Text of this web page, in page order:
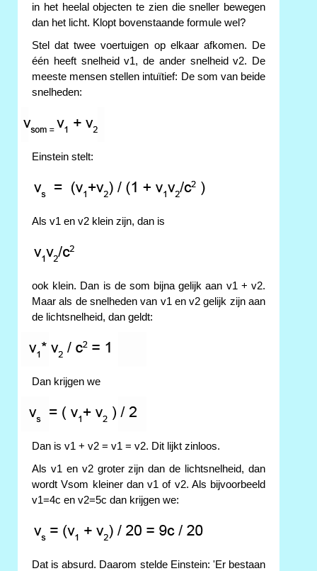
in het heelal objecten te zien die sneller bewegen
dan het licht. Klopt bovenstaande formule wel?
Stel dat twee voertuigen op elkaar afkomen. De
één heeft snelheid v1, de ander snelheid v2. De
meeste mensen stellen intuïtief: De som van beide
snelheden:
Einstein stelt:
Als v1 en v2 klein zijn, dan is
ook klein. Dan is de som bijna gelijk aan v1 + v2.
Maar als de snelheden van v1 en v2 gelijk zijn aan
de lichtsnelheid, dan geldt:
Dan krijgen we
Dan is v1 + v2 = v1 = v2. Dit lijkt zinloos.
Als v1 en v2 groter zijn dan de lichtsnelheid, dan
wordt Vsom kleiner dan v1 of v2. Als bijvoorbeeld
v1=4c en v2=5c dan krijgen we:
Dat is absurd. Daarom stelde Einstein: 'Er bestaan